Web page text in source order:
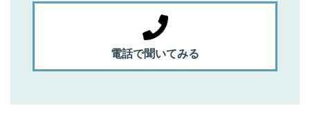
電話で聞いてみる